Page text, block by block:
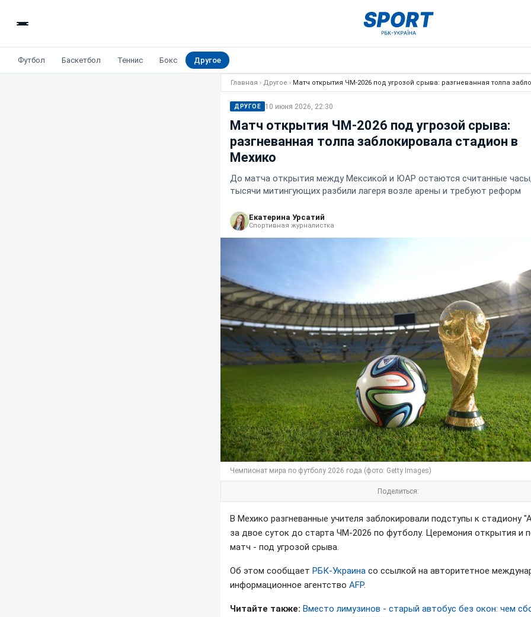
Футбол Баскетбол Теннис Бокс Другое
Главная › Другое › Матч открытия ЧМ-2026 под угрозой срыва: разгневанная толпа
ДРУГОЕ 10 июня 2026, 22:30
Матч открытия ЧМ-2026 под угрозой срыва:
разгневанная толпа заблокировала стадион в
Мехико
До матча открытия между Мексикой и ЮАР остаются считанные
тысячи митингующих разбили лагеря возле арены и требуют реформ
Екатерина Урсатий
Спортивная журналистка
Чемпионат мира по футболу 2026 года (фото: Getty Images)
Поделиться:
В Мехико разгневанные учителя заблокировали подступы к стадиону
за двое суток до старта ЧМ-2026 по футболу. Церемония открытия и
матч - под угрозой срыва.
Об этом сообщает РБК-Украина со ссылкой на авторитетное
информационное агентство AFP.
Читайте также: Вместо лимузинов - старый автобус без окон: чем